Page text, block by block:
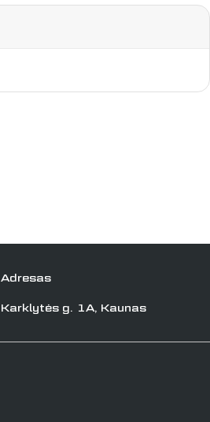
Adresas
Karklytės g. 1A, Kaunas